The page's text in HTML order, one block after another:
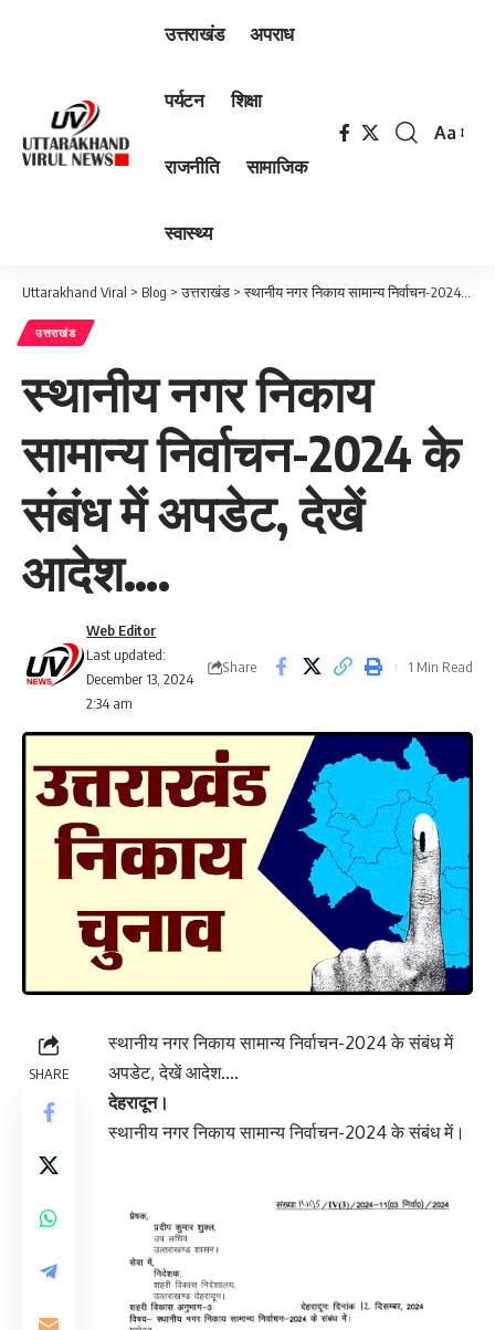
उत्तराखंड अपराध
पर्यटन शिक्षा
राजनीति सामाजिक
स्वास्थ्य
Font
Aa
Uttarakhand Viral > Blog >उत्तराखंड >स्थानीय नगर निकाय सामान्य निर्वाचन-2024 के संबंध में अपडेट, देखें आदेश….
उत्तराखंड
स्थानीय नगर निकाय
सामान्य निर्वाचन-2024 के
संबंध में अपडेट, देखें
आदेश….
Last updated:
December 13, 2024
2:34 am
Web Editor
Share 1 Min Read
SHARE
स्थानीय नगर निकाय सामान्य निर्वाचन-2024 के संबंध में
अपडेट, देखें आदेश….
देहरादून।
स्थानीय नगर निकाय सामान्य निर्वाचन-2024 के संबंध में।